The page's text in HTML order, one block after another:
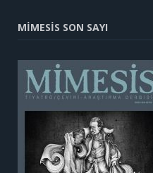
MİMESİS SON SAYI